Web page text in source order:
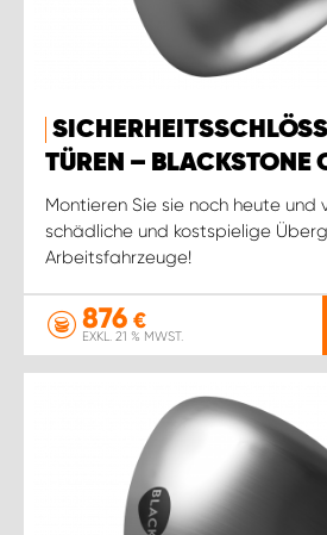
TÜREN – BLACKSTONE
Montieren Sie sie noch heute und
schädliche und kostspielige
Arbeitsfahrzeuge!
876 €
EXKL. 21 % MWST.